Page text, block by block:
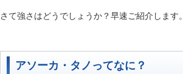
さて強さはどうでしょうか？早速ご紹介します。
アソーカ・タノってなに？